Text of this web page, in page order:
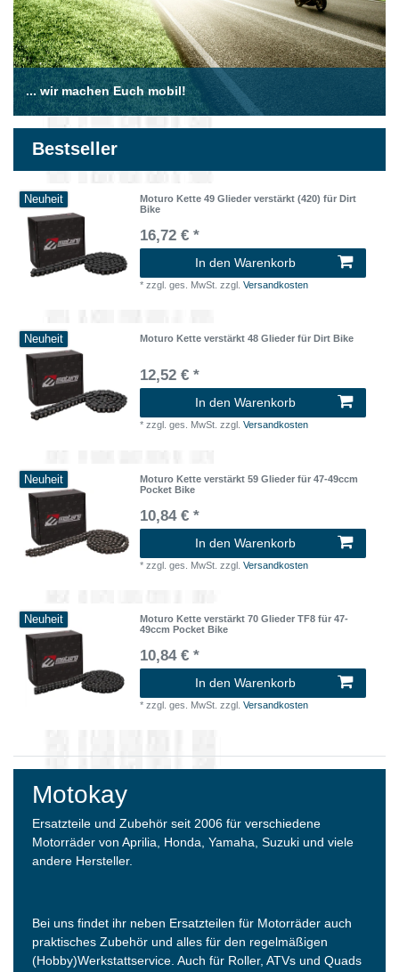
... wir machen Euch mobil!
Bestseller
Neuheit
Moturo Kette 49 Glieder verstärkt (420) für Dirt
Bike
16,72 € *
In den Warenkorb
*zzgl. ges. MwSt. zzgl.Versandkosten
Neuheit Moturo Kette verstärkt 48 Glieder für Dirt Bike
12,52 € *
In den Warenkorb
*zzgl. ges. MwSt. zzgl.Versandkosten
Neuheit
Moturo Kette verstärkt 59 Glieder für 47-49ccm
Pocket Bike
10,84 € *
In den Warenkorb
*zzgl. ges. MwSt. zzgl.Versandkosten
Neuheit
Moturo Kette verstärkt 70 Glieder TF8 für 47-
49ccm Pocket Bike
10,84 € *
In den Warenkorb
*zzgl. ges. MwSt. zzgl.Versandkosten
Motokay
Ersatzteile und Zubehör seit 2006 für verschiedene
Motorräder von Aprilia, Honda, Yamaha, Suzuki und viele
andere Hersteller.
Bei uns findet ihr neben Ersatzteilen für Motorräder auch
praktisches Zubehör und alles für den regelmäßigen
(Hobby)Werkstattservice. Auch für Roller, ATVs und Quads